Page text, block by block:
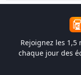
Rejoignez les
chaque jour des